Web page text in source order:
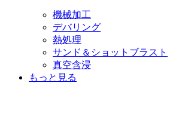
機械加工
デバリング
熱処理
サンド＆ショットブラスト
真空含浸
もっと見る